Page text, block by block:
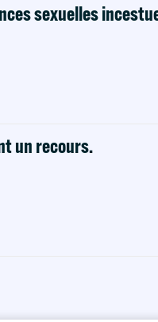
sexuelles
un recours.